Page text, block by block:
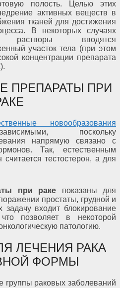
полость. Целью этих
активных веществ в
тканей для достижения
В некоторых случаях
растворы вводятся
участок тела (при этом
концентрации препарата
ПРЕПАРАТЫ ПРИ
новообразования
поскольку
напрямую связано с
Так, естественным
тестостерон, а для
при раке показаны для
простаты, грудной и
входит блокирование
позволяет в некоторой
патологию.
ЛЕЧЕНИЯ РАКА
ФОРМЫ
группы раковых заболеваний